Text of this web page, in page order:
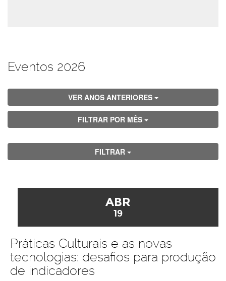
Eventos 2026
VER ANOS ANTERIORES
FILTRAR POR MÊS
FILTRAR
ABR
19
Práticas Culturais e as novas
tecnologias: desafios para produção
de indicadores